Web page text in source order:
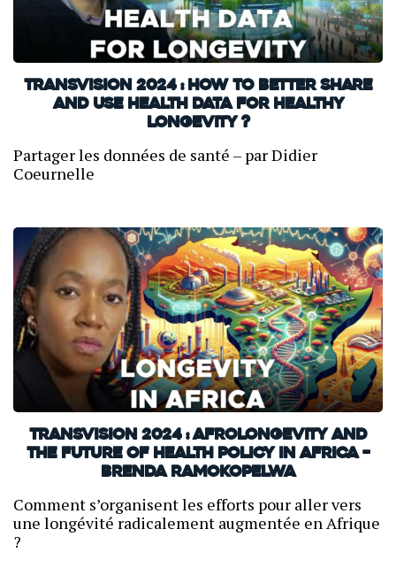
TransVision 2024 : How to Better Share
and Use Health Data for Healthy
Longevity ?
Partager les données de santé – par Didier
Coeurnelle
TransVision 2024 : Afrolongevity and
the future of health policy in Africa –
Brenda Ramokopelwa
Comment s’organisent les efforts pour aller vers
une longévité radicalement augmentée en Afrique
?